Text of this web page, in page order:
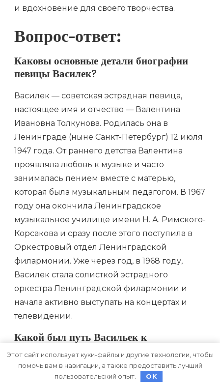
и вдохновение для своего творчества.
Вопрос-ответ:
Каковы основные детали биографии
певицы Василек?
Василек — советская эстрадная певица,
настоящее имя и отчество — Валентина
Ивановна Толкунова. Родилась она в
Ленинграде (ныне Санкт-Петербург) 12 июля
1947 года. От раннего детства Валентина
проявляла любовь к музыке и часто
занималась пением вместе с матерью,
которая была музыкальным педагогом. В 1967
году она окончила Ленинградское
музыкальное училище имени Н. А. Римского-
Корсакова и сразу после этого поступила в
Оркестровый отдел Ленинградской
филармонии. Уже через год, в 1968 году,
Василек стала солисткой эстрадного
оркестра Ленинградской филармонии и
начала активно выступать на концертах и
телевидении.
Какой был путь Васильек к
музыкальной славе?
Путь Васильек к музыкальной славе начался
Этот сайт использует куки-файлы и другие технологии, чтобы
помочь вам в навигации, а также предоставить лучший
пользовательский опыт.
OK